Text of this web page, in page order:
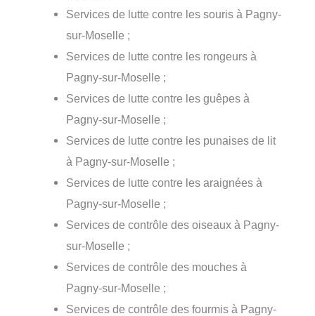
Services de lutte contre les souris à Pagny-
sur-Moselle ;
Services de lutte contre les rongeurs à
Pagny-sur-Moselle ;
Services de lutte contre les guêpes à
Pagny-sur-Moselle ;
Services de lutte contre les punaises de lit
à Pagny-sur-Moselle ;
Services de lutte contre les araignées à
Pagny-sur-Moselle ;
Services de contrôle des oiseaux à Pagny-
sur-Moselle ;
Services de contrôle des mouches à
Pagny-sur-Moselle ;
Services de contrôle des fourmis à Pagny-